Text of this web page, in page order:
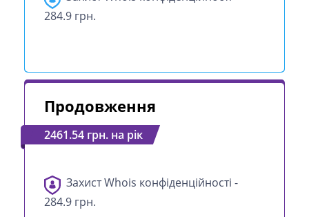
284.9 грн.
Продовження
2461.54 грн. на рік
Захист Whois конфіденційності -
284.9 грн.